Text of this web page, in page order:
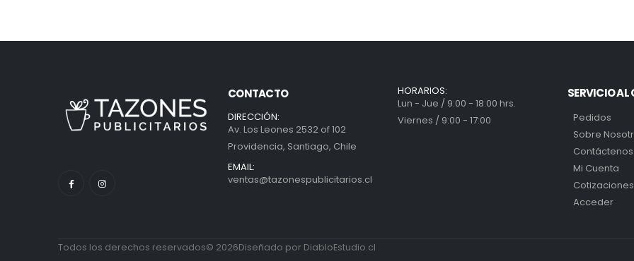
CONTACTO
DIRECCIÓN:
Av. Los Leones 2532 of 102
Providencia, Santiago, Chile
EMAIL:
ventas@tazonespublicitarios.cl
HORARIOS:
Lun - Jue / 9:00 - 18:00 hrs.
Viernes / 9:00 - 17:00
SERVICIO AL
Pedidos
Sobre
Contáctenos
Mi Cuenta
Cotizaciones
Acceder
Todos los derechos reservados© 2026Diseñado por DiabloEstudio.cl